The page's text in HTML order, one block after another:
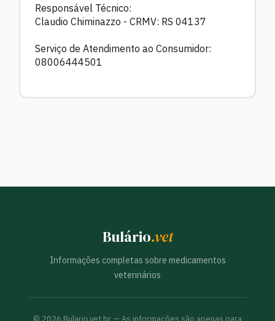
Responsável Técnico:
Claudio Chiminazzo - CRMV: RS 04137
Serviço de Atendimento ao Consumidor:
08006444501
Bulário.vet
Informações completas sobre medicamentos
veterinários
© 2026 Bulario.vet.br — As informações são apenas para